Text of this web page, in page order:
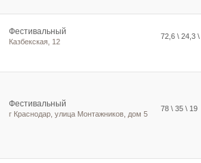
Фестивальный
Казбекская, 12
72,6 \ 24,3 \
Фестивальный
г Краснодар, улица Монтажников, дом 5
78 \ 35 \ 19